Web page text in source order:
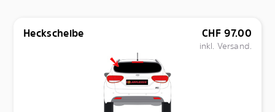
Heckscheibe CHF 97.00
inkl. Versand.